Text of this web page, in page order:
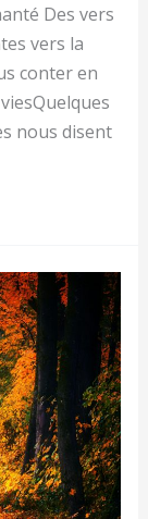
Des vers
vers la
conter en
nous disent